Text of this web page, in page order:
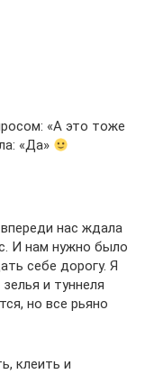
«А это тоже
«Да»
нас ждала
И нам нужно было
себе дорогу. Я
и туннеля
но все рьяно
клеить и